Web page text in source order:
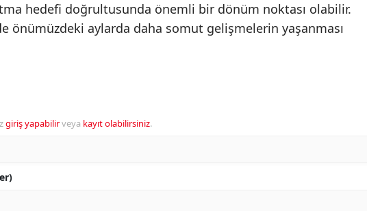
hedefi doğrultusunda önemli bir dönüm noktası olabilir.
önümüzdeki aylarda daha somut gelişmelerin yaşanması
giriş yapabilirveya kayıt olabilirsiniz.